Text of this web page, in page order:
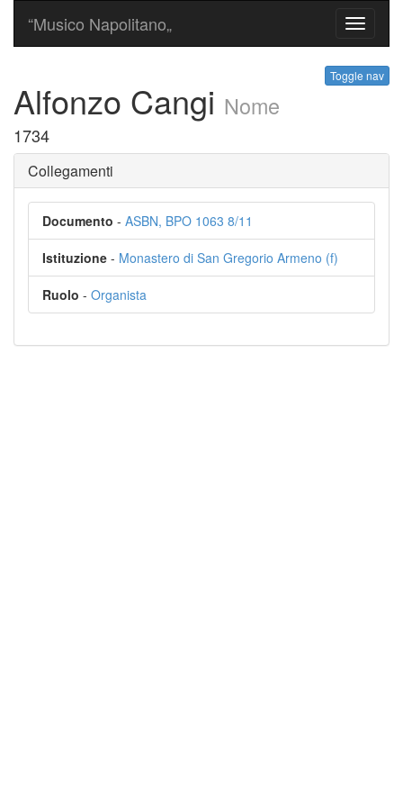
Toggle
“Musico Napolitano„
Toggle nav
Alfonzo Cangi Nome
1734
Collegamenti
Documento - ASBN, BPO 1063 8/11
Istituzione - Monastero di San Gregorio Armeno (f)
Ruolo - Organista